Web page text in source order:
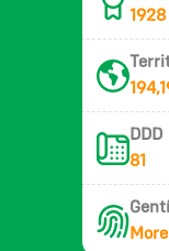
1928
DDD
81